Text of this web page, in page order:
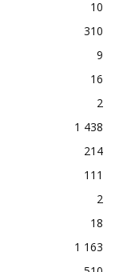
10
310
9
16
2
1 438
214
111
2
18
1 163